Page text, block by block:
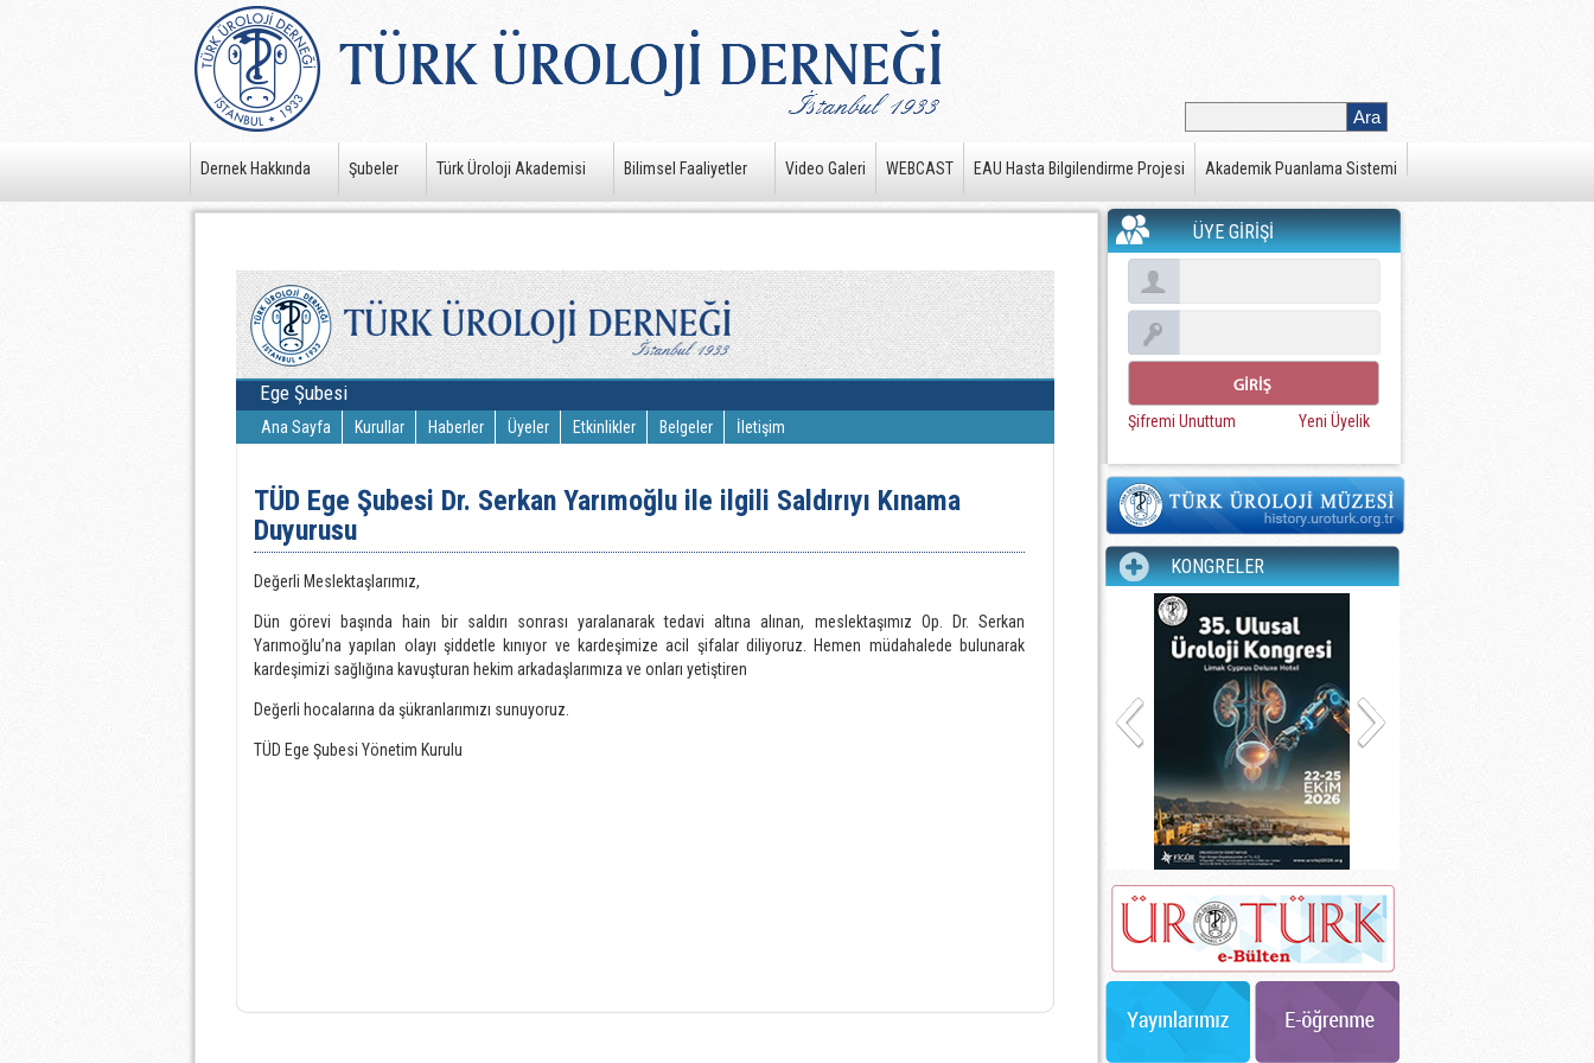
Dernek Hakkında Şubeler Türk Üroloji Akademisi Bilimsel Faaliyetler Video Galeri WEBCAST EAU Hasta Bilgilendirme Projesi Akademik Puanlama Sistemi
Ege Şubesi
Ana Sayfa Kurullar Haberler Üyeler Etkinlikler Belgeler İletişim
TÜD Ege Şubesi Dr. Serkan Yarımoğlu ile ilgili Saldırıyı Kınama
Duyurusu
Değerli Meslektaşlarımız,
Dün görevi başında hain bir saldırı sonrası yaralanarak tedavi altına alınan, meslektaşımız Op. Dr. Serkan
Yarımoğlu’na yapılan olayı şiddetle kınıyor ve kardeşimize acil şifalar diliyoruz. Hemen müdahalede bulunarak
kardeşimizi sağlığına kavuşturan hekim arkadaşlarımıza ve onları yetiştiren
Değerli hocalarına da şükranlarımızı sunuyoruz.
TÜD Ege Şubesi Yönetim Kurulu
ÜYE GİRİŞİ
Şifremi Unuttum Yeni Üyelik
KONGRELER